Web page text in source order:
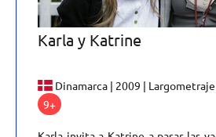
Karla y Katrine
Dinamarca | 2009 |
9+